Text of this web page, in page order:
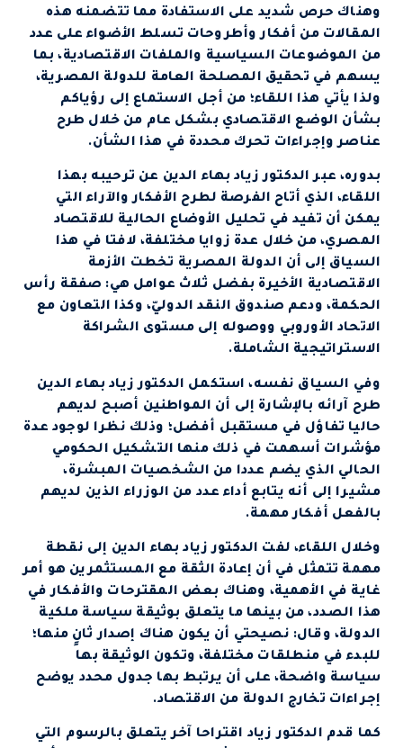
وهناك حرص شديد على الاستفادة مما تتضمنه هذه
المقالات من أفكار وأطروحات تسلط الأضواء على عدد
من الموضوعات السياسية والملفات الاقتصادية، بما
يسهم في تحقيق المصلحة العامة للدولة المصرية،
ولذا يأتي هذا اللقاء؛ من أجل الاستماع إلى رؤياكم
بشأن الوضع الاقتصادي بشكل عام من خلال طرح
عناصر وإجراءات تحرك محددة في هذا الشأن.
بدوره، عبر الدكتور زياد بهاء الدين عن ترحيبه بهذا
اللقاء، الذي أتاح الفرصة لطرح الأفكار والآراء التي
يمكن أن تفيد في تحليل الأوضاع الحالية للاقتصاد
المصري، من خلال عدة زوايا مختلفة، لافتا في هذا
السياق إلى أن الدولة المصرية تخطت الأزمة
الاقتصادية الأخيرة بفضل ثلاث عوامل هي: صفقة رأس
الحكمة، ودعم صندوق النقد الدوليّ، وكذا التعاون مع
الاتحاد الأوروبي ووصوله إلى مستوى الشراكة
الاستراتيجية الشاملة.
وفي السياق نفسه، استكمل الدكتور زياد بهاء الدين
طرح آرائه بالإشارة إلى أن المواطنين أصبح لديهم
حاليا تفاؤل في مستقبل أفضل؛ وذلك نظرا لوجود عدة
مؤشرات أسهمت في ذلك منها التشكيل الحكومي
الحالي الذي يضم عددا من الشخصيات المبشرة،
مشيرا إلى أنه يتابع أداء عدد من الوزراء الذين لديهم
بالفعل أفكار مهمة.
وخلال اللقاء، لفت الدكتور زياد بهاء الدين إلى نقطة
مهمة تتمثل في أن إعادة الثقة مع المستثمرين هو أمر
غاية في الأهمية، وهناك بعض المقترحات والأفكار في
هذا الصدد، من بينها ما يتعلق بوثيقة سياسة ملكية
الدولة، وقال: نصيحتي أن يكون هناك إصدار ثانٍ منها؛
للبدء في منطلقات مختلفة، وتكون الوثيقة بها
سياسة واضحة، على أن يرتبط بها جدول محدد يوضح
إجراءات تخارج الدولة من الاقتصاد.
كما قدم الدكتور زياد اقتراحا آخر يتعلق بالرسوم التي